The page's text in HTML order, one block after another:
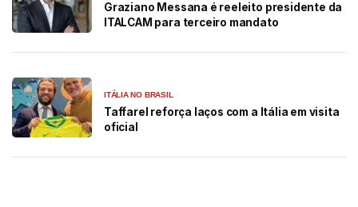
Graziano Messana é reeleito presidente da
ITALCAM para terceiro mandato
ITÁLIA NO BRASIL
Taffarel reforça laços com a Itália em visita
oficial